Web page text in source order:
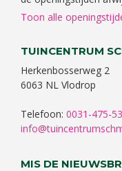
Toon alle
TUINCENTRUM
Herkenbosserweg 2
6063 NL Vlodrop
Telefoon: 0031-475-
MIS DE